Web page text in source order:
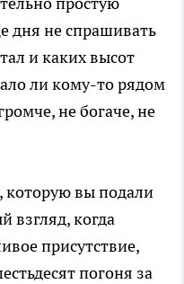
дня не спрашивать
и каких высот
ли кому-то рядом
не богаче, не
которую вы подали
взгляд, когда
присутствие,
погоня за